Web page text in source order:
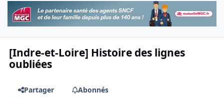
[Indre-et-Loire] Histoire des lignes
oubliées
Partager
Abonnés